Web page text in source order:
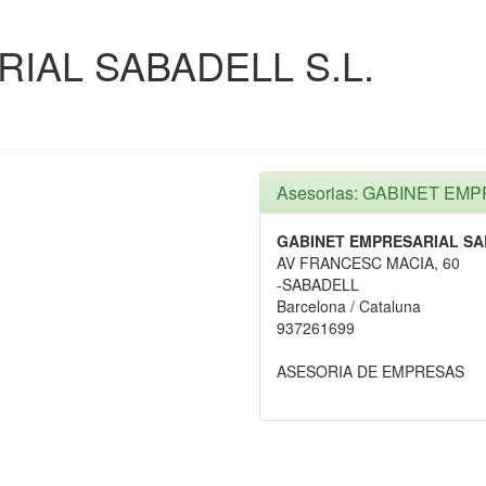
SABADELL S.L.
Asesorias: GABINET
GABINET EMPRESARIAL
AV FRANCESC MACIA, 60
-SABADELL
Barcelona / Cataluna
937261699
ASESORIA DE EMPRESAS